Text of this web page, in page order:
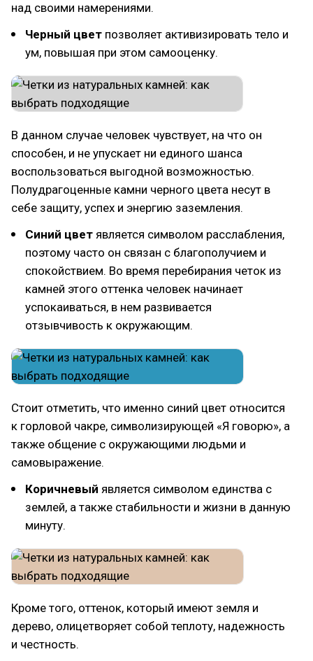
над своими намерениями.
Черный цвет позволяет активизировать тело и
ум, повышая при этом самооценку.
В данном случае человек чувствует, на что он
способен, и не упускает ни единого шанса
воспользоваться выгодной возможностью.
Полудрагоценные камни черного цвета несут в
себе защиту, успех и энергию заземления.
Синий цвет является символом расслабления,
поэтому часто он связан с благополучием и
спокойствием. Во время перебирания четок из
камней этого оттенка человек начинает
успокаиваться, в нем развивается
отзывчивость к окружающим.
Стоит отметить, что именно синий цвет относится
к горловой чакре, символизирующей «Я говорю», а
также общение с окружающими людьми и
самовыражение.
Коричневый является символом единства с
землей, а также стабильности и жизни в данную
минуту.
Кроме того, оттенок, который имеют земля и
дерево, олицетворяет собой теплоту, надежность
и честность.